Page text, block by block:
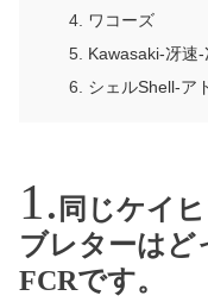
ワコーズ
Kawasaki-冴速-
シェルShell-ア
同じケイ
ブレターはど
FCRです。